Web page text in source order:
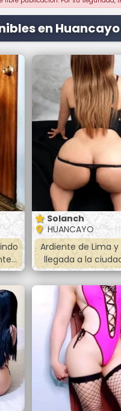
en Huancayo
Solanch
HUANCAYO
Ardiente de Lima
llegada a la
esperas.